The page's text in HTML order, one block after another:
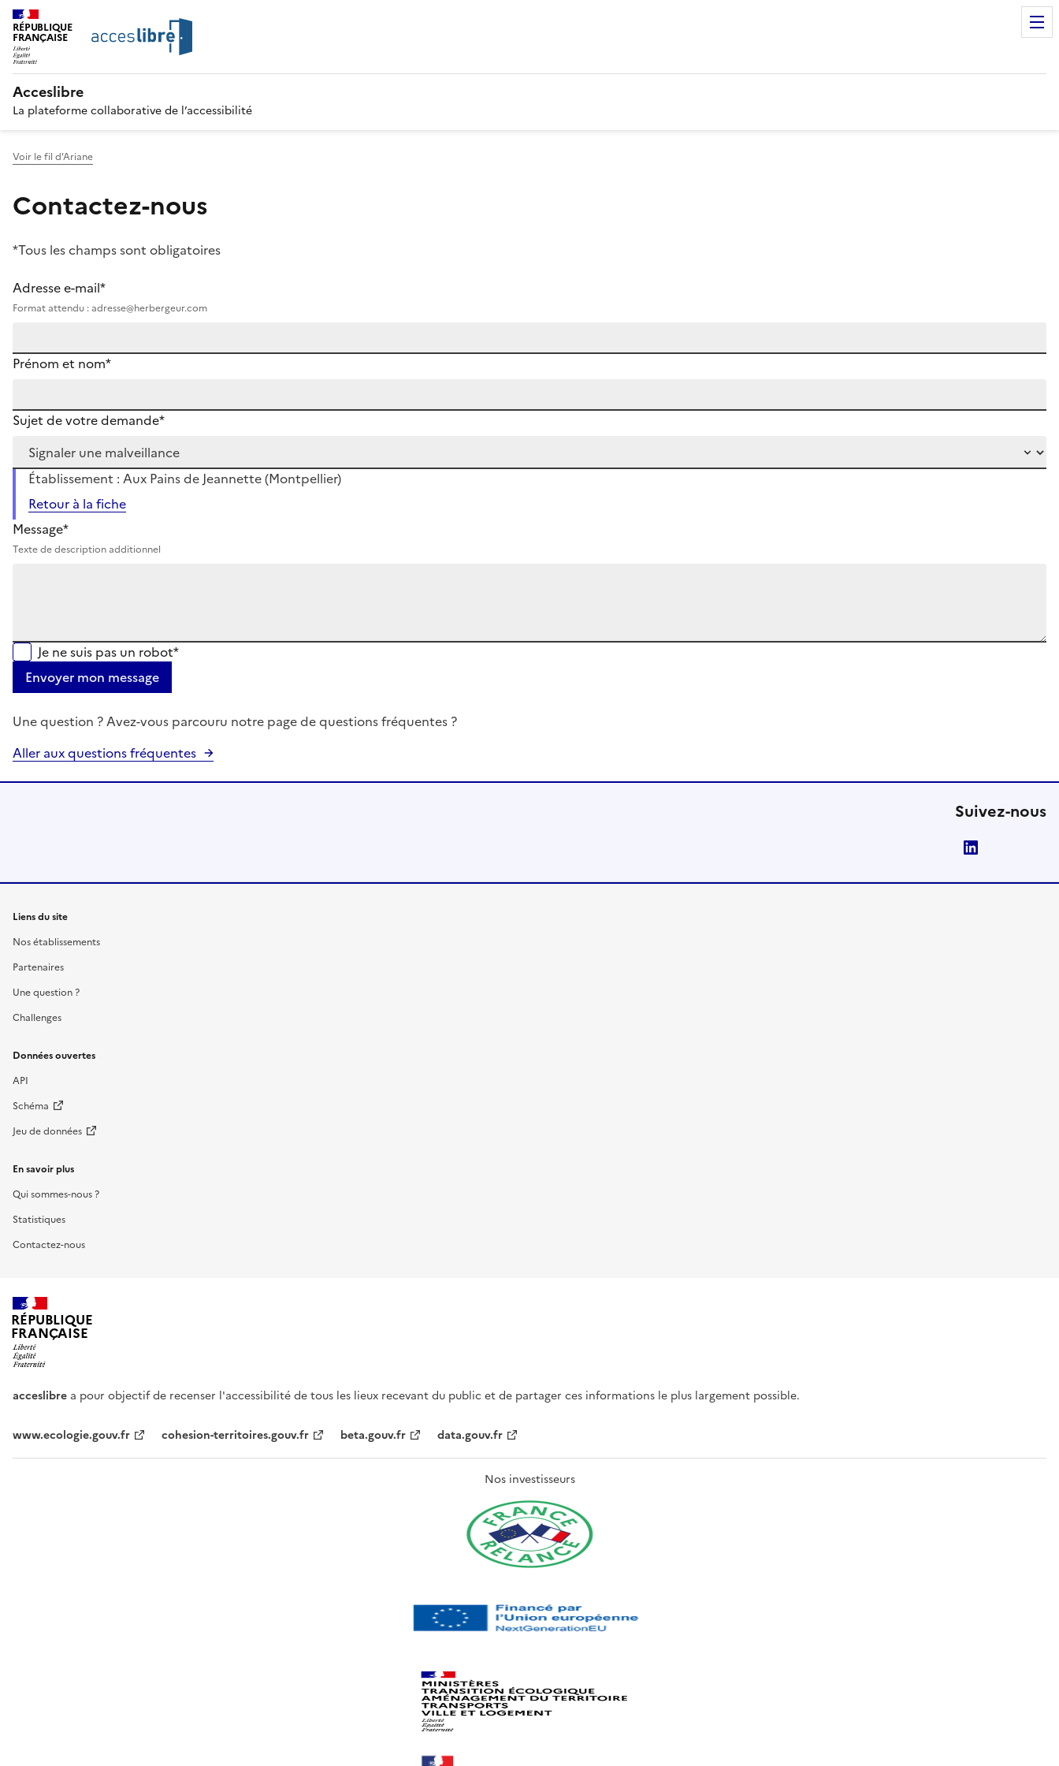
RÉPUBLIQUE
FRANÇAISE
Acceslibre
La plateforme collaborative de l’accessibilité
Voir le fil d'Ariane
Contactez-nous
*Tous les champs sont obligatoires
Adresse e-mail*
Format attendu : adresse@herbergeur.com
Prénom et nom*
Sujet de votre demande*
Établissement : Aux Pains de Jeannette (Montpellier)
Retour à la fiche
Message*
Texte de description additionnel
Je ne suis pas un robot*
Envoyer mon message
Une question ? Avez-vous parcouru notre page de questions fréquentes ?
Aller aux questions fréquentes
Suivez-nous
Liens du site
Nos établissements
Partenaires
Une question ?
Challenges
Données ouvertes
API
Schéma
Jeu de données
En savoir plus
Qui sommes-nous ?
Statistiques
Contactez-nous
RÉPUBLIQUE
FRANÇAISE
acceslibre a pour objectif de recenser l'accessibilité de tous les lieux recevant du public et de partager ces informations le plus largement possible.
www.ecologie.gouv.fr cohesion-territoires.gouv.fr beta.gouv.fr data.gouv.fr
Nos investisseurs